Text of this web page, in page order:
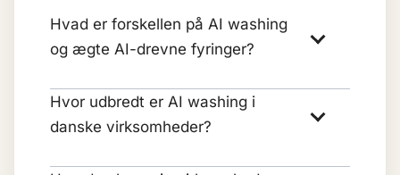
Hvad er forskellen på AI washing
og ægte AI-drevne fyringer?
Hvor udbredt er AI washing i
danske virksomheder?